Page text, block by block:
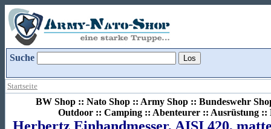
Suche
Startseite
BW Shop :: Nato Shop :: Army Shop :: Bundeswehr
Outdoor :: Camping :: Abenteurer :: Ausrüstung ::